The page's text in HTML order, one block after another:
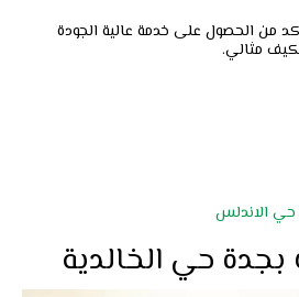
من الحصول على خدمة عالية الجودة
مثالي.
الاندلس
حي الخالدية